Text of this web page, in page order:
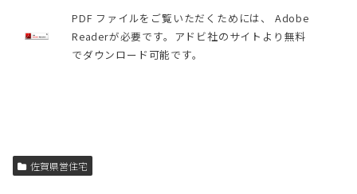
PDF ファイルをご覧いただくためには、 Adobe
Readerが必要です。アドビ社のサイトより無料
でダウンロード可能です。
佐賀県営住宅